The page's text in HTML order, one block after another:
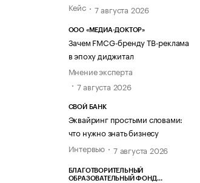
Кейс
7 августа 2026
ООО «МЕДИА-ДОКТОР»
Зачем FMCG-бренду ТВ-реклама
в эпоху диджитал
Мнение эксперта
7 августа 2026
СВОЙ БАНК
Эквайринг простыми словами:
что нужно знать бизнесу
Интервью
7 августа 2026
БЛАГОТВОРИТЕЛЬНЫЙ
ОБРАЗОВАТЕЛЬНЫЙ ФОНД